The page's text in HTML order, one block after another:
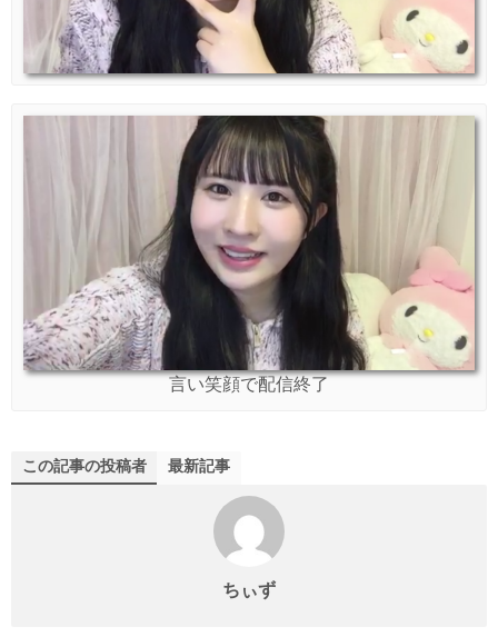
言い笑顔で配信終了
この記事の投稿者 最新記事
ちぃず